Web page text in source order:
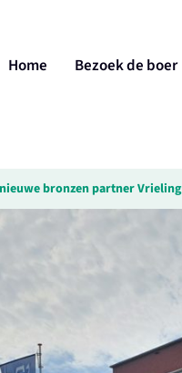
Home Bezoek de boer
bronzen partner Vrieling